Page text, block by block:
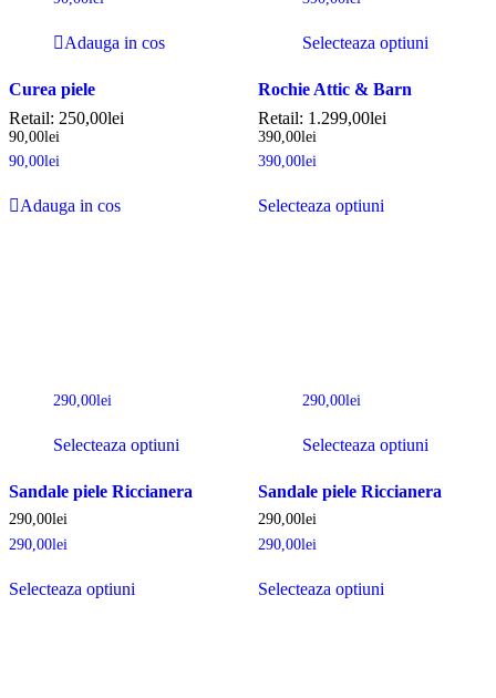
Adauga in cos
Curea piele
Retail: 250,00lei
90,00lei
90,00lei
Adauga in cos
Selecteaza optiuni
Rochie Attic & Barn
Retail: 1.299,00lei
390,00lei
390,00lei
Selecteaza optiuni
290,00lei
Selecteaza optiuni
Sandale piele Riccianera
290,00lei
290,00lei
Selecteaza optiuni
290,00lei
Selecteaza optiuni
Sandale piele Riccianera
290,00lei
290,00lei
Selecteaza optiuni